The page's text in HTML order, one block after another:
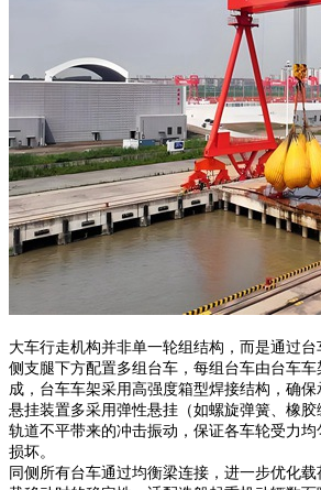
大车行走机构并非单一轮组结构，而是通过
侧支腿下方配置多组台车，每组台车由台车车
成，台车车架采用高强度箱型焊接结构，确保
悬挂装置多采用弹性悬挂（如螺旋弹簧、橡
轨道不平带来的冲击振动，保证各车轮受力
损坏。
同侧所有台车通过均衡梁连接，进一步优化